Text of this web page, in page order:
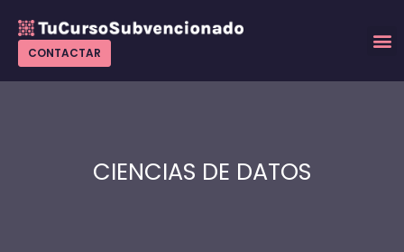
contenido
CONTACTAR
CIENCIAS DE DATOS